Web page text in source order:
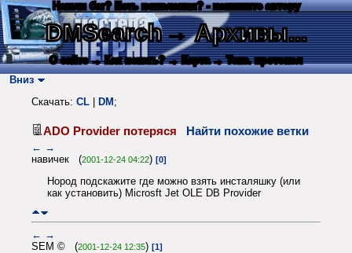
Нашли баг? Есть пожелания? - напишите автору
DMSearch→ Архивы...
О сайте → Как искать? → Карта → Текс. протокол
Вниз
Скачать: CL DM ;
ADO Provider потеряся Найти похожие ветки
← →
навичек (2001-12-24 04:22) [0]
Нород подскажите где можно взять инсталяшку (или
как установить) Microsft Jet OLE DB Provider
← →
SEM © (2001-12-24 12:35) [1]